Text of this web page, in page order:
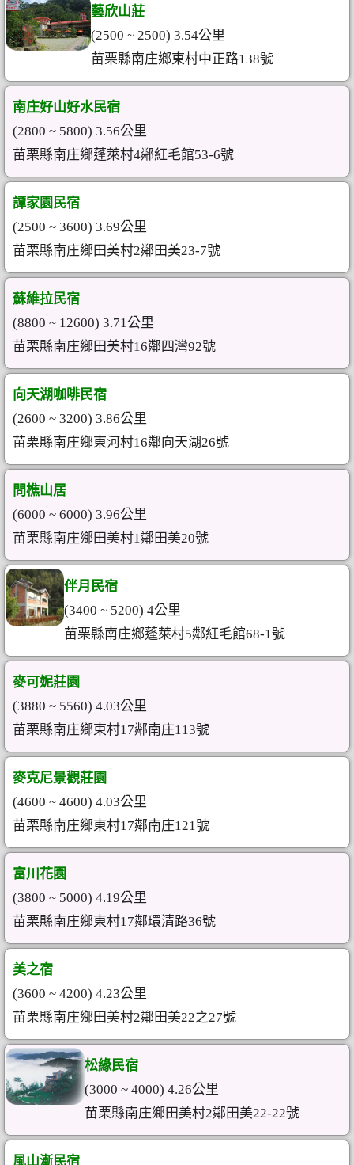
藝欣山莊
(2500 ~ 2500) 3.54公里
苗栗縣南庄鄉東村中正路138號
南庄好山好水民宿
(2800 ~ 5800) 3.56公里
苗栗縣南庄鄉蓬萊村4鄰紅毛館53-6號
譚家園民宿
(2500 ~ 3600) 3.69公里
苗栗縣南庄鄉田美村2鄰田美23-7號
蘇維拉民宿
(8800 ~ 12600) 3.71公里
苗栗縣南庄鄉田美村16鄰四灣92號
向天湖咖啡民宿
(2600 ~ 3200) 3.86公里
苗栗縣南庄鄉東河村16鄰向天湖26號
問樵山居
(6000 ~ 6000) 3.96公里
苗栗縣南庄鄉田美村1鄰田美20號
伴月民宿
(3400 ~ 5200) 4公里
苗栗縣南庄鄉蓬萊村5鄰紅毛館68-1號
麥可妮莊園
(3880 ~ 5560) 4.03公里
苗栗縣南庄鄉東村17鄰南庄113號
麥克尼景觀莊園
(4600 ~ 4600) 4.03公里
苗栗縣南庄鄉東村17鄰南庄121號
富川花園
(3800 ~ 5000) 4.19公里
苗栗縣南庄鄉東村17鄰環清路36號
美之宿
(3600 ~ 4200) 4.23公里
苗栗縣南庄鄉田美村2鄰田美22之27號
松緣民宿
(3000 ~ 4000) 4.26公里
苗栗縣南庄鄉田美村2鄰田美22-22號
風山漸民宿